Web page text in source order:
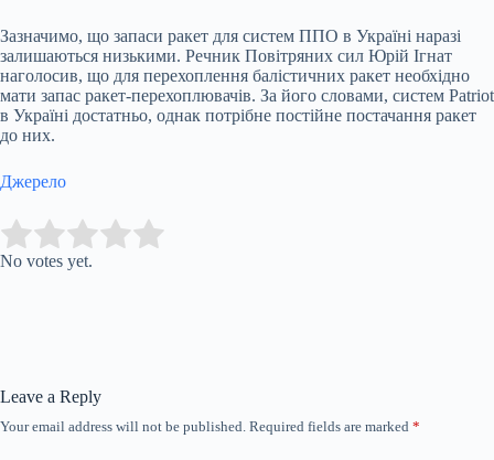
Зазначимо, що запаси ракет для систем ППО в Україні наразі
залишаються низькими. Речник Повітряних сил Юрій Ігнат
наголосив, що для перехоплення балістичних ракет необхідно
мати запас ракет-перехоплювачів. За його словами, систем Patriot
в Україні достатньо, однак потрібне постійне постачання ракет
до них.
Джерело
Rate this item:
No votes yet.
Leave a Reply
Your email address will not be published. Required fields are marked *